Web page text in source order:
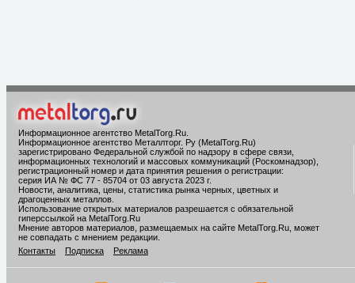
Информационное агентство MetalTorg.Ru
Информационное агентство Металлторг. Ру (MetalTorg.Ru)
зарегистрировано Федеральной службой по надзору в сфере связи,
информационных технологий и массовых коммуникаций (Роскомнадзор),
регистрационный номер и дата принятия решения о регистрации:
серия ИА № ФС 77 - 85704 от 03 августа 2023 г.
Новости, аналитика, цены, статистика рынка черных, цветных и
драгоценных металлов.
Использование открытых материалов разрешается с обязательной
гиперссылкой на MetalTorg.Ru
Мнение авторов материалов, размещаемых на сайте MetalTorg.Ru, может
не совпадать с мнением редакции.
Контакты
Подписка Реклама